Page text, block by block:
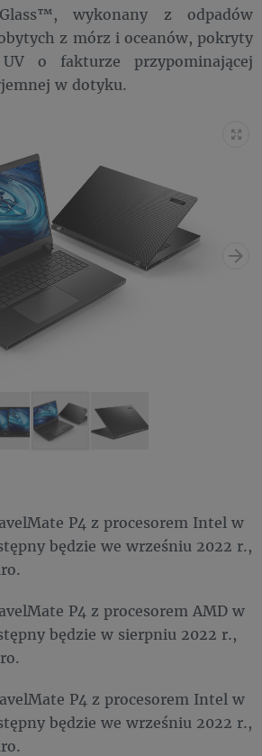
wykonany z odpadów
z mórz i oceanów, pokryty
o fakturze przypominającej
w dotyku.
P4 z procesorem Intel w
będzie we wrześniu 2022 r.,
P4 z procesorem AMD w
będzie w sierpniu 2022 r.,
P4 z procesorem Intel w
będzie we wrześniu 2022 r.,